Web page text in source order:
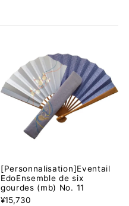
[Personnalisation]Eventail
EdoEnsemble de six
gourdes (mb) No. 11
¥15,730